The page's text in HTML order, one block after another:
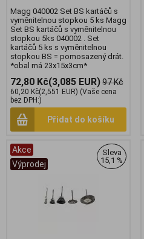
Magg 040002 Set BS kartáčů s
vyměnitelnou stopkou 5 ks Magg
Set BS kartáčů s vyměnitelnou
stopkou 5ks 040002 . Set
kartáčů 5 ks s vyměnitelnou
stopkou BS = pomosazený drát.
*obal má 23x15x3cm*
72,80 Kč(3,085 EUR)97 Kč
60,20 Kč(2,551 EUR) (Vaše cena
bez DPH:)
Přidat do košíku
Akce
Výprodej
Sleva
15,1 %